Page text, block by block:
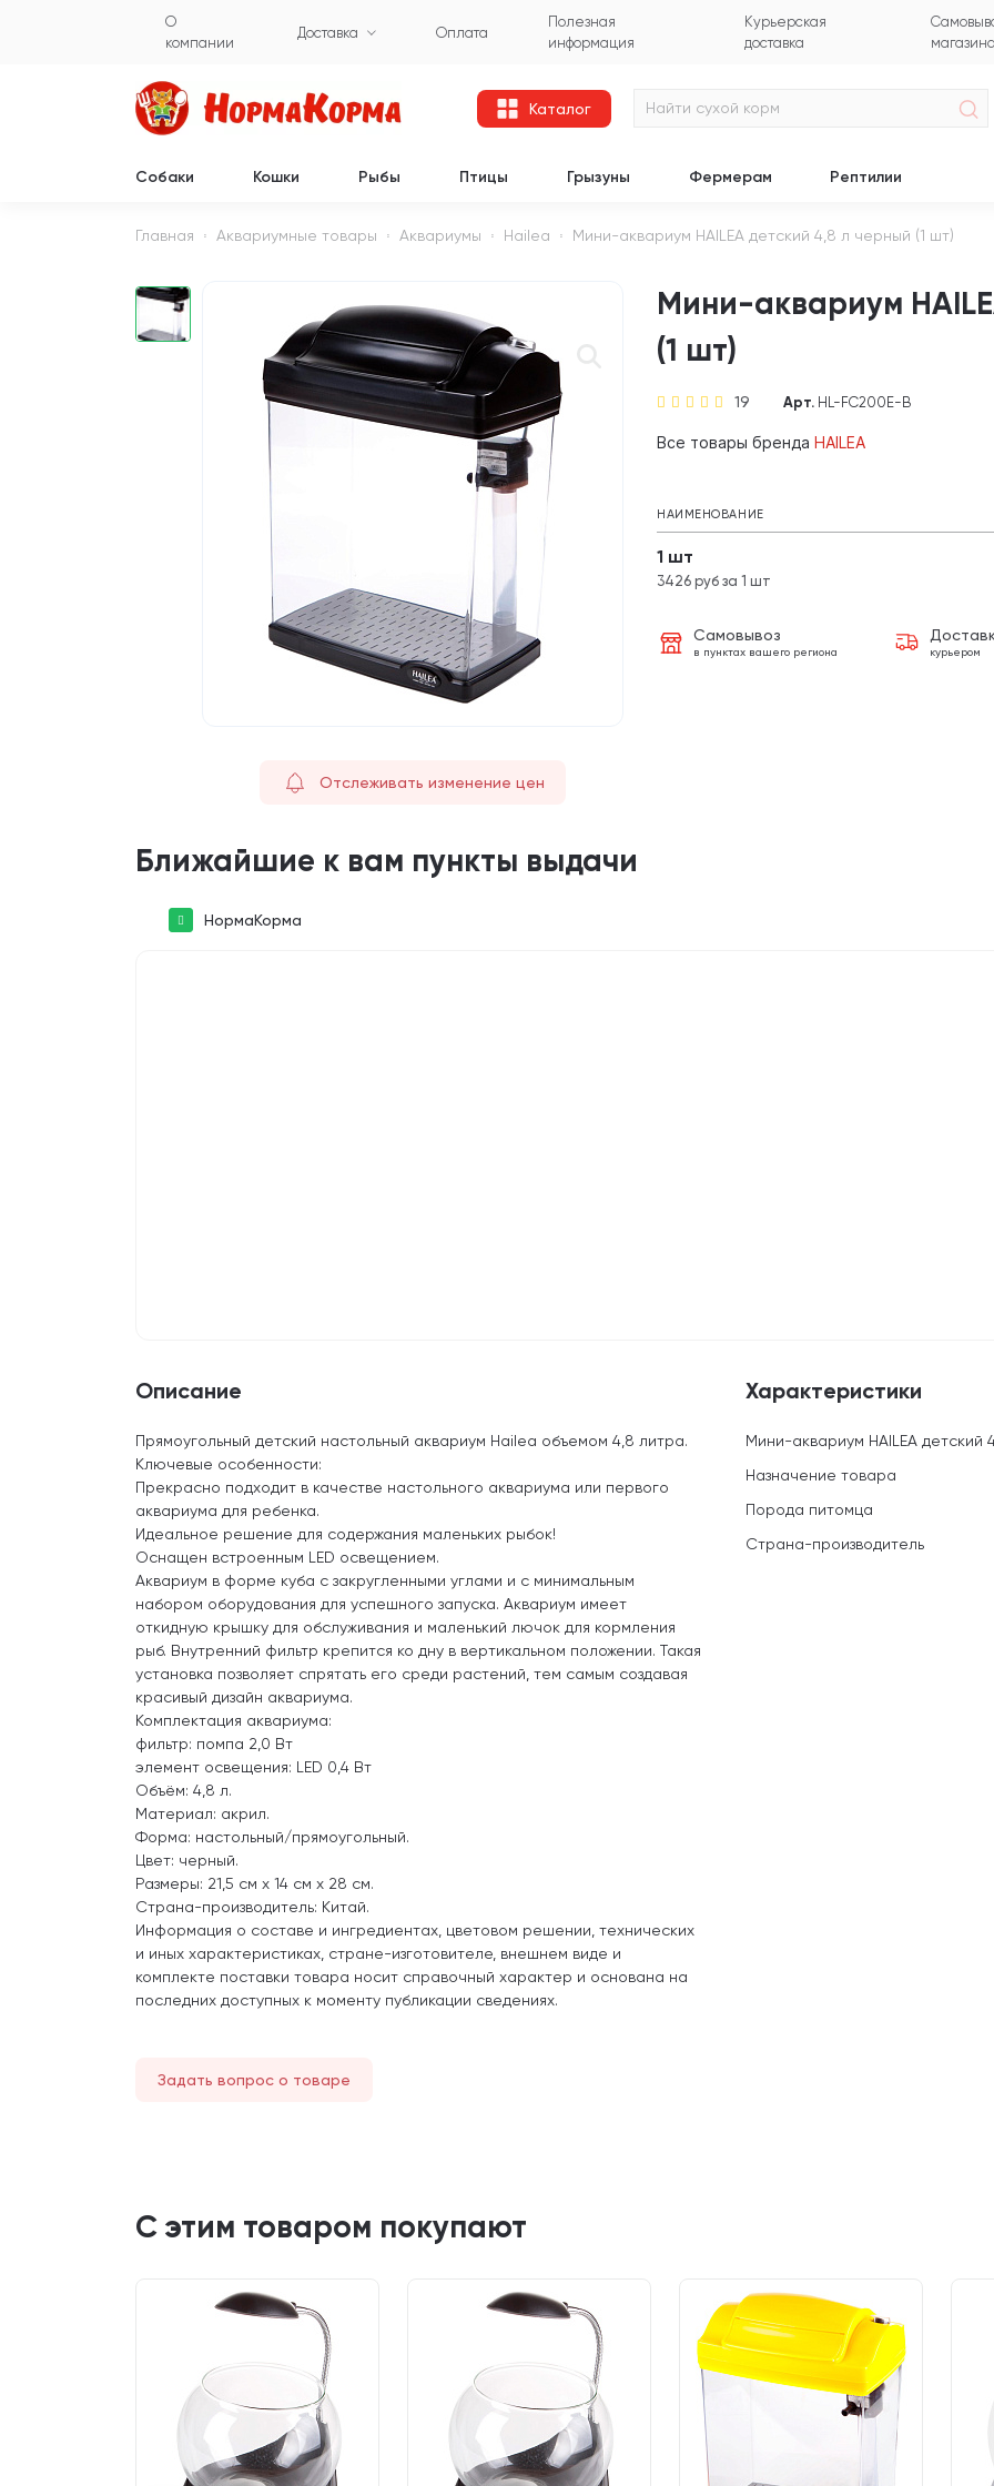
О
компании
Доставка Оплата
Полезная
информация
Курьерская
доставка
магазина
Каталог
Собаки Кошки Рыбы Птицы Грызуны Фермерам Рептилии
Главная Аквариумные товары Аквариумы Hailea Мини-аквариум HAILEA детский 4,8 л черный (1 шт)
Отслеживать изменение цен
Мини-аквариум
(1 шт)
19 Арт. HL-FC200E-B
Все товары бренда HAILEA
НАИМЕНОВАНИЕ
1 шт
3426 руб за 1 шт
Самовывоз
в пунктах вашего региона курьером
Ближайшие к вам пункты выдачи
НормаКорма
Описание
Прямоугольный детский настольный аквариум Hailea объемом 4,8 литра.
Ключевые особенности:
Прекрасно подходит в качестве настольного аквариума или первого
аквариума для ребенка.
Идеальное решение для содержания маленьких рыбок!
Оснащен встроенным LED освещением.
Аквариум в форме куба с закругленными углами и с минимальным
набором оборудования для успешного запуска. Аквариум имеет
откидную крышку для обслуживания и маленький лючок для кормления
рыб. Внутренний фильтр крепится ко дну в вертикальном положении. Такая
установка позволяет спрятать его среди растений, тем самым создавая
красивый дизайн аквариума.
Комплектация аквариума:
фильтр: помпа 2,0 Вт
элемент освещения: LED 0,4 Вт
Объём: 4,8 л.
Материал: акрил.
Форма: настольный/прямоугольный.
Цвет: черный.
Размеры: 21,5 см х 14 см х 28 см.
Страна-производитель: Китай.
Информация о составе и ингредиентах, цветовом решении, технических
и иных характеристиках, стране-изготовителе, внешнем виде и
комплекте поставки товара носит справочный характер и основана на
последних доступных к моменту публикации сведениях.
Задать вопрос о товаре
Характеристики
Мини-аквариум HAILEA детский
Назначение товара
Порода питомца
Страна-производитель
С этим товаром покупают